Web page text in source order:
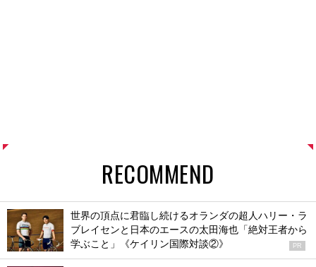
RECOMMEND
世界の頂点に君臨し続けるオランダの超人ハリー・ラ
ブレイセンと日本のエースの太田海也「絶対王者から
学ぶこと」《ケイリン国際対談②》
PR